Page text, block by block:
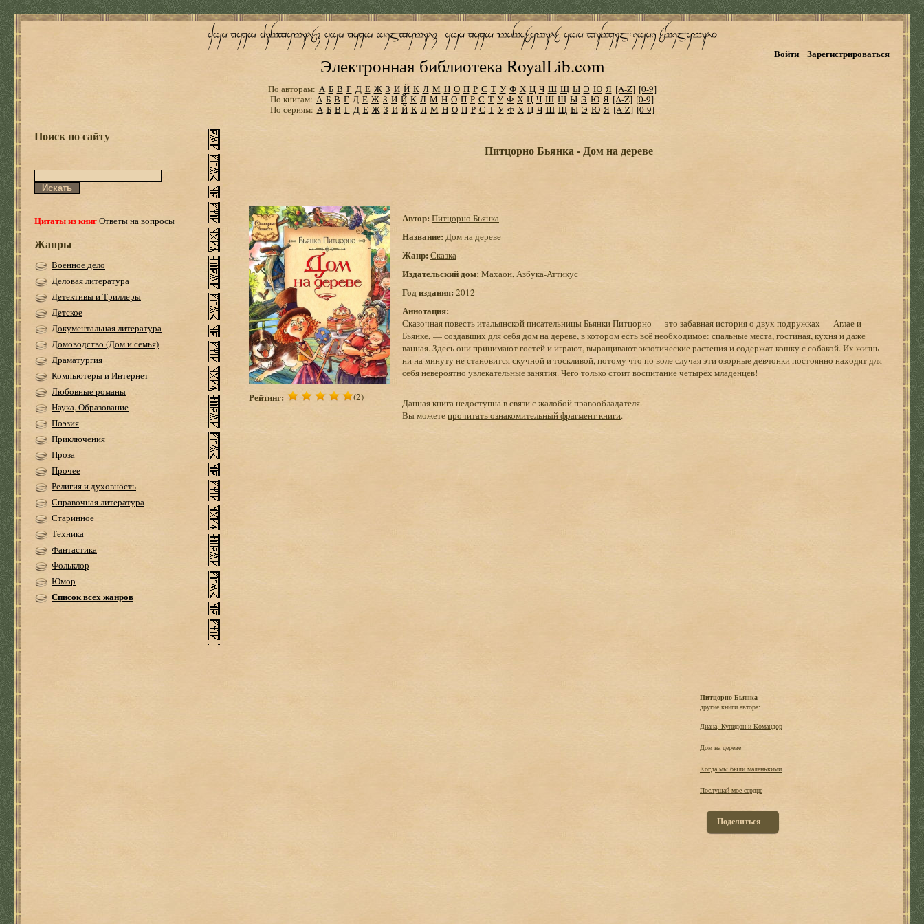
Электронная библиотека RoyalLib.com
Войти Зарегистрироваться
По авторам: А Б В Г Д Е Ж З И Й К Л М Н О П Р С Т У Ф Х Ц Ч Ш Щ Ы Э Ю Я [A-Z] [0-9]
По книгам: А Б В Г Д Е Ж З И Й К Л М Н О П Р С Т У Ф Х Ц Ч Ш Щ Ы Э Ю Я [A-Z] [0-9]
По сериям: А Б В Г Д Е Ж З И Й К Л М Н О П Р С Т У Ф Х Ц Ч Ш Щ Ы Э Ю Я [A-Z] [0-9]
Поиск по сайту
Цитаты из книгОтветы на вопросы
Жанры
Военное дело
Деловая литература
Детективы и Триллеры
Детское
Документальная литература
Домоводство (Дом и семья)
Драматургия
Компьютеры и Интернет
Любовные романы
Наука, Образование
Поэзия
Приключения
Проза
Прочее
Религия и духовность
Справочная литература
Старинное
Техника
Фантастика
Фольклор
Юмор
Список всех жанров
Питцорно Бьянка - Дом на дереве
Рейтинг: (2)
Автор: Питцорно Бьянка
Название: Дом на дереве
Жанр: Сказка
Издательский дом: Махаон, Азбука-Аттикус
Год издания: 2012
Аннотация:
Сказочная повесть итальянской писательницы Бьянки Питцорно — это забавная история о двух подружках — Аглае и
Бьянке, — создавших для себя дом на дереве, в котором есть всё необходимое: спальные места, гостиная, кухня и даже
ванная. Здесь они принимают гостей и играют, выращивают экзотические растения и содержат кошку с собакой. Их жизнь
ни на минуту не становится скучной и тоскливой, потому что по воле случая эти озорные девчонки постоянно находят для
себя невероятно увлекательные занятия. Чего только стоит воспитание четырёх младенцев!
Данная книга недоступна в связи с жалобой правообладателя.
Вы можетепрочитать ознакомительный фрагмент книги.
Питцорно Бьянка
другие книги автора:
Диана, Купидон и Командор
Дом на дереве
Когда мы были маленькими
Послушай мое сердце
Поделиться